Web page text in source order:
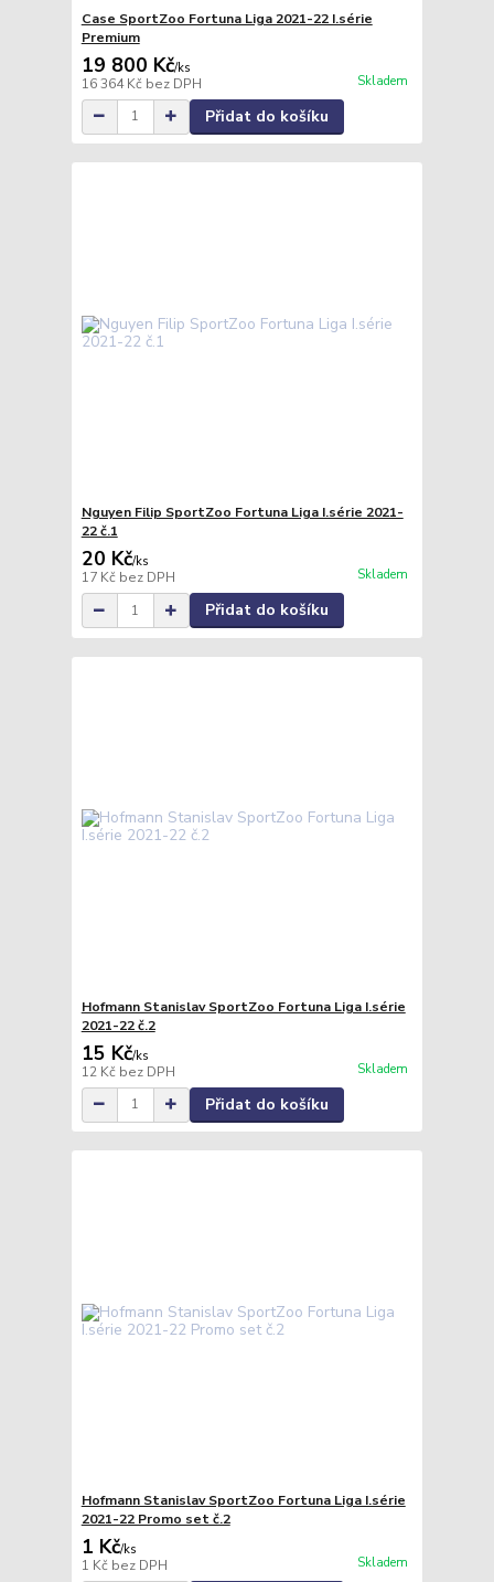
Case SportZoo Fortuna Liga 2021-22 I.série
Premium
19 800 Kč/ks
16 364 Kč bez DPH Skladem
Přidat do košíku
Nguyen Filip SportZoo Fortuna Liga I.série 2021-
22 č.1
20 Kč/ks
17 Kč bez DPH Skladem
Přidat do košíku
Hofmann Stanislav SportZoo Fortuna Liga I.série
2021-22 č.2
15 Kč/ks
12 Kč bez DPH Skladem
Přidat do košíku
Hofmann Stanislav SportZoo Fortuna Liga I.série
2021-22 Promo set č.2
1 Kč/ks
1 Kč bez DPH Skladem